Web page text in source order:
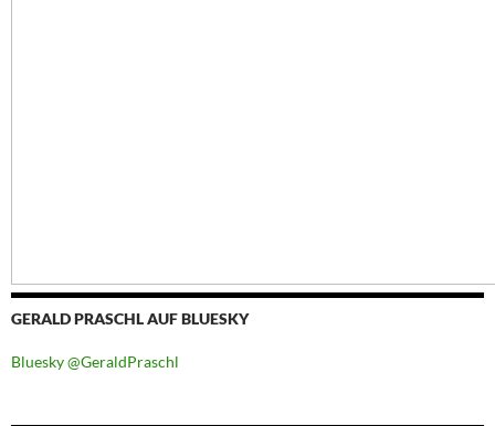
GERALD PRASCHL AUF BLUESKY
Bluesky @GeraldPraschl